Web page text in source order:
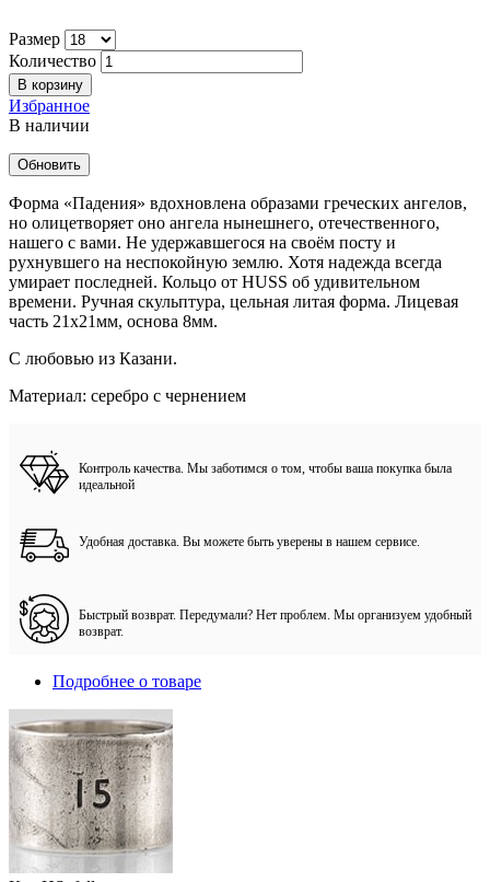
Размер
Количество
В корзину
Избранное
В наличии
Форма «Падения» вдохновлена образами греческих ангелов,
но олицетворяет оно ангела нынешнего, отечественного,
нашего с вами. Не удержавшегося на своём посту и
рухнувшего на неспокойную землю. Хотя надежда всегда
умирает последней. Кольцо от HUSS об удивительном
времени. Ручная скульптура, цельная литая форма. Лицевая
часть 21x21мм, основа 8мм.
С любовью из Казани.
Материал: серебро с чернением
Контроль качества. Мы заботимся о том, чтобы ваша покупка была
идеальной
Удобная доставка. Вы можете быть уверены в нашем сервисе.
Быстрый возврат. Передумали? Нет проблем. Мы организуем удобный
возврат.
Подробнее о товаре